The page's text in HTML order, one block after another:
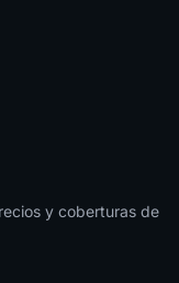
y coberturas de